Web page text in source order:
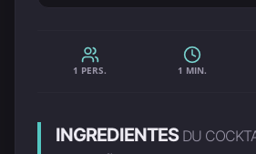
1 PERS. 1 MIN.
INGREDIENTES DU